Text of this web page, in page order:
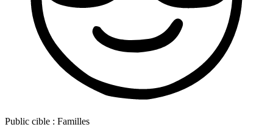
Public cible : Familles